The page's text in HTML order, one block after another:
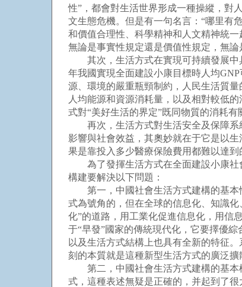
性”，都會對生活世界形成一種操縱，對
文生態危機。但是有一句名言：“哪里有
和價值合理性、科學精神和人文精神統一
無論是事實性規定還是價值性規定，無
其次，生活方式在實現可持續發展中
年我國實現全面建設小康目標時人均
源、環境的嚴重瓶頸制約，人民生活質
人均能源和資源消耗量，以及相對較低
式對“美好生活的界定”既同物質的消耗有
再次，生活方式對生活安全及保障系
影響與社會效益，其奧妙就在于它是以
果是靠投入多少醫療保險費用都難以達到
為了發揮生活方式在全面建設小康社
構建要解決以下問題：
第一，中國社會生活方式建構的基本
式為號角的，但在全球的信息化、知識
化”的道路，用工業化促進信息化，用信
于“早發”國家的傳統現代化，它要擇優
以及生活方式結構上也具有全新的特征
刻的本質就是這種新型生活方式的廣泛擴
第二，中國社會生活方式建構的基本
式，這種表述無疑是正確的，并起到了